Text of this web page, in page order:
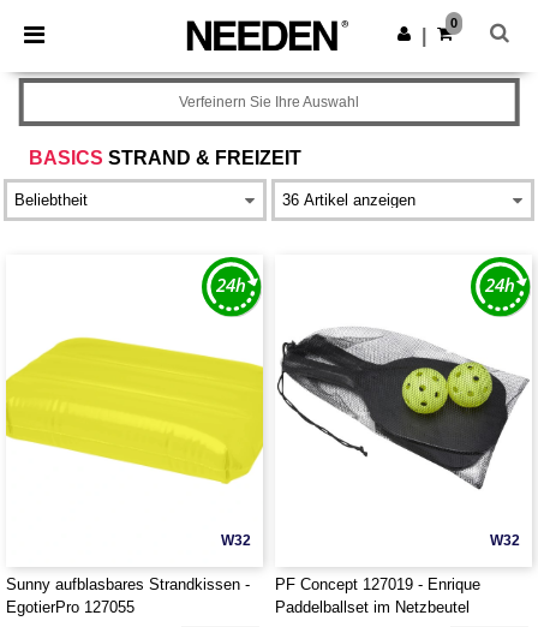
× Needen App
Bessere Preise in der App!
App holen
0
BASICS STRAND & FREIZEIT
Verfeinern Sie Ihre Auswahl
W32
Sunny aufblasbares Strandkissen -
EgotierPro 127055
W32
PF Concept 127019 - Enrique
Paddelballset im Netzbeutel